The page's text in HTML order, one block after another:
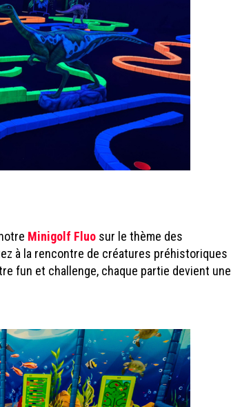
Minigolf Fluo sur le thème des
à la rencontre de créatures préhistoriques
fun et challenge, chaque partie devient une